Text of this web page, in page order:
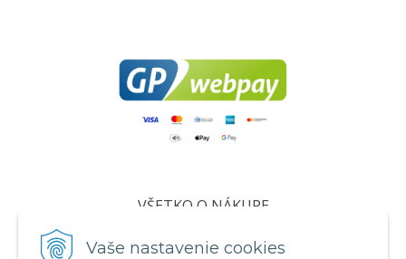
Vaše nastavenie cookies
VŠETKO O NÁKUPE
Certifikáty